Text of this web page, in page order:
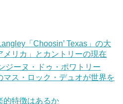
「Choosin’ Texas」の大
メリカ」とカントリーの現在
ジーヌ・ドゥ・ポワトリー
ス・ロック・デュオが世界を
的特徴はあるか